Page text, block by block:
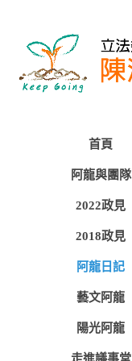
首頁
阿龍與團隊
2022政見
2018政見
阿龍日記
藝文阿龍
陽光阿龍